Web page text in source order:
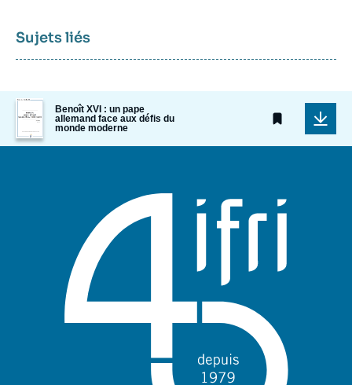
Sujets liés
Image
de
couverture
de
Benoît XVI : un pape
allemand face aux défis du
monde moderne